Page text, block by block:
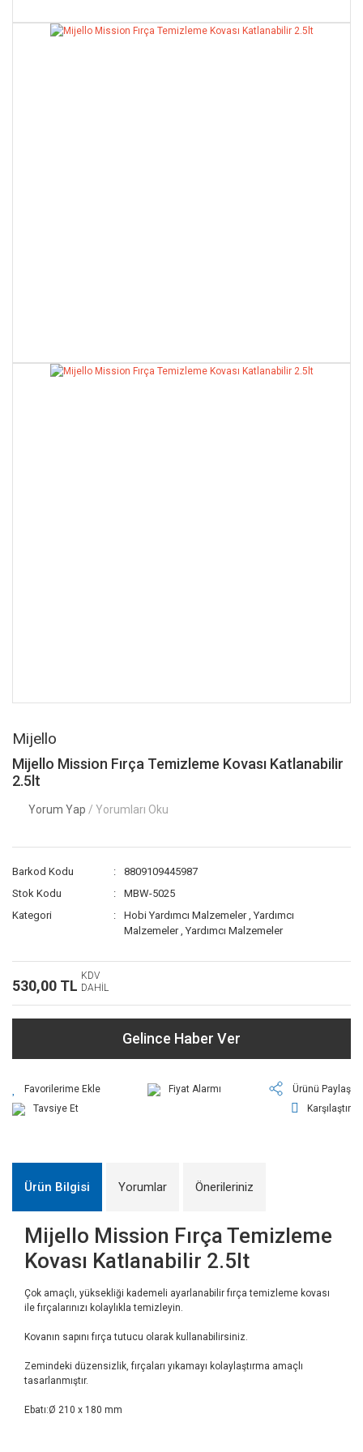
Mijello
Mijello Mission Fırça Temizleme Kovası Katlanabilir
2.5lt
Yorum Yap / Yorumları Oku
Barkod Kodu
8809109445987
Stok Kodu
MBW-5025
Kategori
Hobi Yardımcı Malzemeler ,Yardımcı
Malzemeler ,Yardımcı Malzemeler
530,00 TL
KDV
DAHİL
Gelince Haber Ver
Fiyat Alarmı
Ürünü Paylaş
Tavsiye Et
Karşılaştır
Ürün Bilgisi Yorumlar Önerileriniz
Mijello Mission Fırça Temizleme
Kovası Katlanabilir 2.5lt
Çok amaçlı, yüksekliği kademeli ayarlanabilir fırça temizleme kovası
ile fırçalarınızı kolaylıkla temizleyin.
Kovanın sapını fırça tutucu olarak kullanabilirsiniz.
Zemindeki düzensizlik, fırçaları yıkamayı kolaylaştırma amaçlı
tasarlanmıştır.
Ebatı:Ø 210 x 180 mm